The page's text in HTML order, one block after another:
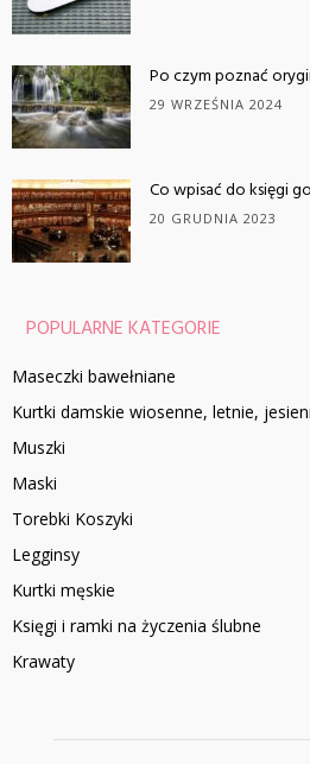
Po czym poznać
29 WRZEŚNIA 2024
Co wpisać do księgi
20 GRUDNIA 2023
POPULARNE KATEGORIE
Maseczki bawełniane
Kurtki damskie wiosenne, letnie,
Muszki
Maski
Torebki Koszyki
Legginsy
Kurtki męskie
Księgi i ramki na życzenia ślubne
Krawaty